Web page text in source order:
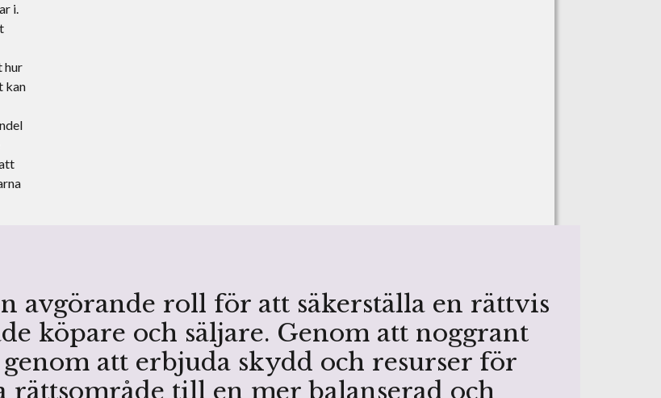
i.
hur
kan
avgörande roll för att säkerställa en rättvis
köpare och säljare. Genom att noggrant
att erbjuda skydd och resurser för
till en mer balanserad och